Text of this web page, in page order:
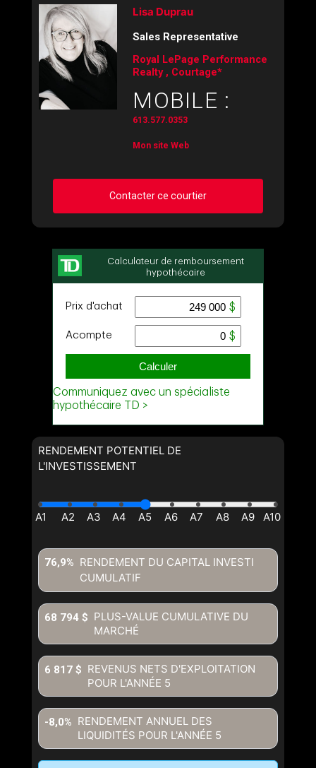
Lisa Duprau
Sales Representative
Royal LePage Performance
Realty , Courtage*
MOBILE :
613.577.0353
Mon site Web
Contacter ce courtier
Demander des infos sur cette inscription
Prénom
Téléphone
Message
En cliquant sur le bouton « soumettre », vous consentez à nos
communiquer avec vous.
RENDEMENT POTENTIEL DE
L'INVESTISSEMENT
RENDEMENT DU CAPITAL INVESTI
CUMULATIF
76,9%
PLUS-VALUE CUMULATIVE DU
MARCHÉ
68 794 $
REVENUS NETS D'EXPLOITATION
POUR L'ANNÉE 5
6 817 $
RENDEMENT ANNUEL DES
LIQUIDITÉS POUR L'ANNÉE 5
-8,0%